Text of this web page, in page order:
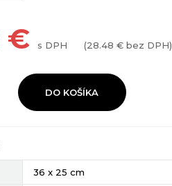
€ s DPH (28.48 € bez DPH)
DO KOŠÍKA
36 x 25 cm